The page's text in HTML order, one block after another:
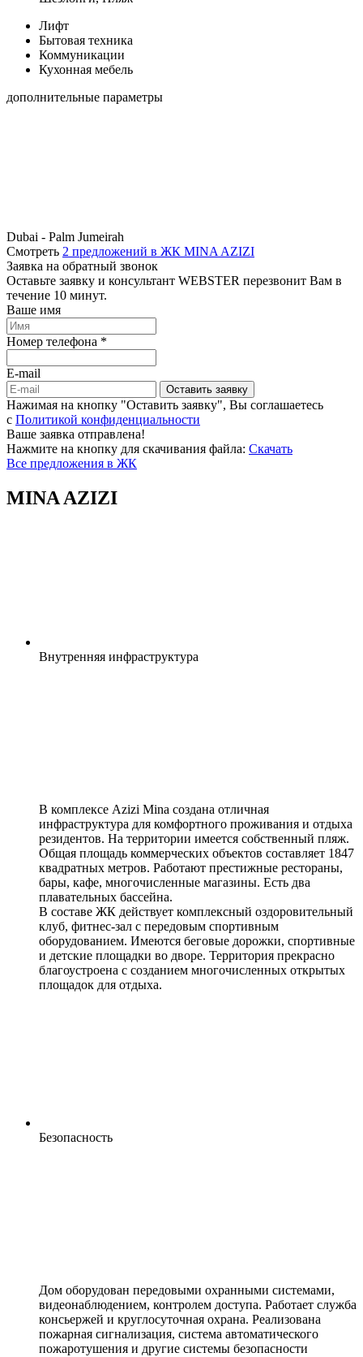
Лифт
Бытовая техника
Коммуникации
Кухонная мебель
дополнительные параметры
Dubai - Palm Jumeirah
Смотреть 2 предложений в ЖК MINA AZIZI
Заявка на обратный звонок
Оставьте заявку и консультант WEBSTER перезвонит Вам в
течение 10 минут.
Ваше имя
Номер телефона *
E-mail
Оставить заявку
Нажимая на кнопку "Оставить заявку", Вы соглашаетесь
c Политикой конфиденциальности
Ваше заявка отправлена!
Нажмите на кнопку для скачивания файла: Скачать
Все предложения в ЖК
MINA AZIZI
Внутренняя инфраструктура
В комплексе Azizi Mina создана отличная
инфраструктура для комфортного проживания и отдыха
резидентов. На территории имеется собственный пляж.
Общая площадь коммерческих объектов составляет 1847
квадратных метров. Работают престижные рестораны,
бары, кафе, многочисленные магазины. Есть два
плавательных бассейна.
В составе ЖК действует комплексный оздоровительный
клуб, фитнес-зал с передовым спортивным
оборудованием. Имеются беговые дорожки, спортивные
и детские площадки во дворе. Территория прекрасно
благоустроена с созданием многочисленных открытых
площадок для отдыха.
Безопасность
Дом оборудован передовыми охранными системами,
видеонаблюдением, контролем доступа. Работает служба
консьержей и круглосуточная охрана. Реализована
пожарная сигнализация, система автоматического
пожаротушения и другие системы безопасности